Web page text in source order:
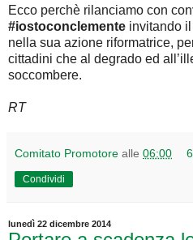
Ecco perchè rilanciamo con
#iostoconclemente invitando
nella sua azione riformatrice,
cittadini che al degrado ed
soccombere.
RT
Comitato Promotore alle 06:00
Condividi
lunedì 22 dicembre 2014